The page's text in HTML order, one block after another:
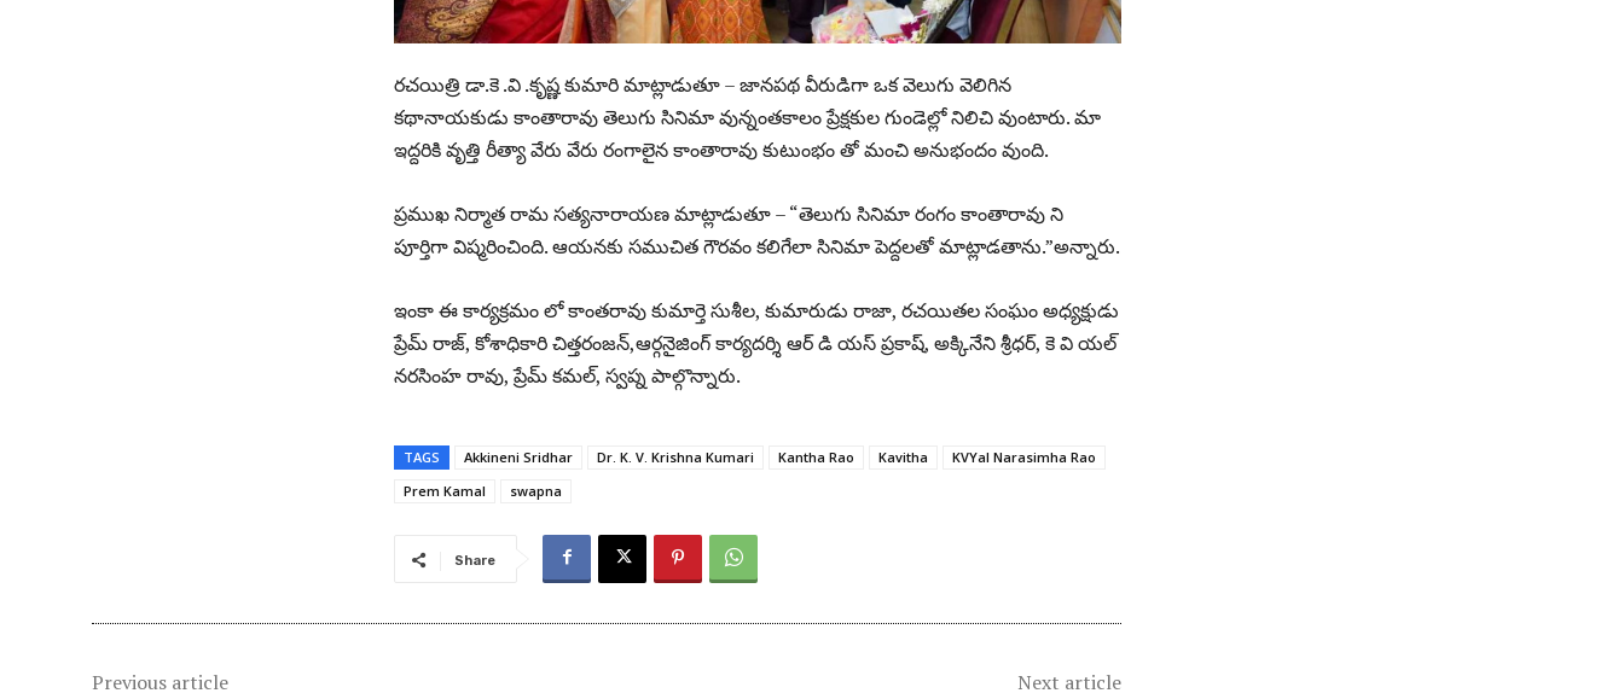
రచయిత్రి డా.కె .వి .కృష్ణ కుమారి మాట్లాడుతూ – జానపథ వీరుడిగా ఒక వెలుగు వెలిగిన
కథానాయకుడు కాంతారావు తెలుగు సినిమా వున్నంతకాలం ప్రేక్షకుల గుండెల్లో నిలిచి వుంటారు. మా
ఇద్దరికి వృత్తి రీత్యా వేరు వేరు రంగాలైన కాంతారావు కుటుంభం తో మంచి అనుభందం వుంది.
ప్రముఖ నిర్మాత రామ సత్యనారాయణ మాట్లాడుతూ – “తెలుగు సినిమా రంగం కాంతారావు ని
పూర్తిగా విష్మరించింది. ఆయనకు సముచిత గౌరవం కలిగేలా సినిమా పెద్దలతో మాట్లాడతాను.”అన్నారు.
ఇంకా ఈ కార్యక్రమం లో కాంతరావు కుమార్తె సుశీల, కుమారుడు రాజా, రచయితల సంఘం అధ్యక్షుడు
ప్రేమ్ రాజ్, కోశాధికారి చిత్తరంజన్,ఆర్గనైజింగ్ కార్యదర్శి ఆర్ డి యస్ ప్రకాష్, అక్కినేని శ్రీధర్, కె వి యల్
నరసింహ రావు, ప్రేమ్ కమల్, స్వప్న పాల్గొన్నారు.
TAGS Akkineni Sridhar Dr. K. V. Krishna Kumari Kantha Rao Kavitha
KVYal Narasimha Rao
Prem Kamal
swapna
Share
Previous article
Next article